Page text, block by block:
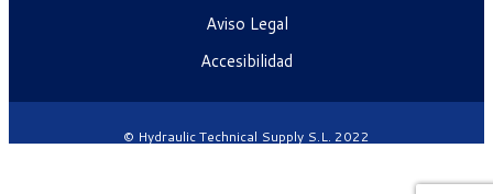
Aviso Legal
Accesibilidad
© Hydraulic Technical Supply S.L. 2022